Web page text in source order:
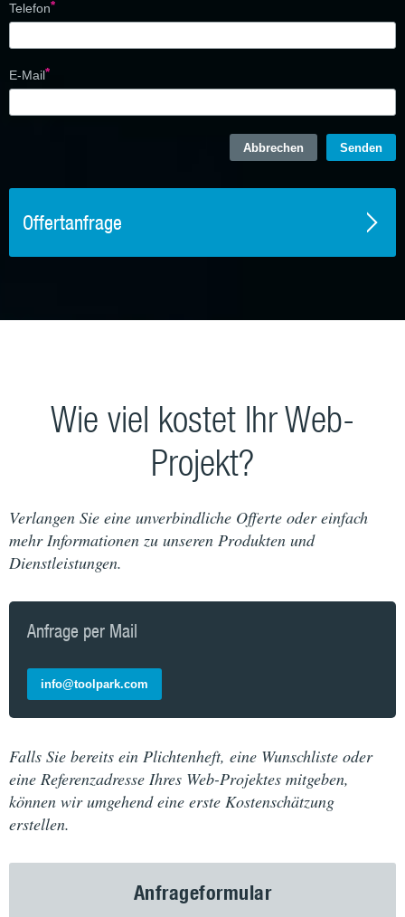
Telefon
E-Mail
Offertanfrage
Wie viel kostet Ihr Web-
Projekt?
Verlangen Sie eine unverbindliche Offerte oder einfach
mehr Informationen zu unseren Produkten und
Dienstleistungen.
Anfrage per Mail
info@toolpark.com
Falls Sie bereits ein Plichtenheft, eine Wunschliste oder
eine Referenzadresse Ihres Web-Projektes mitgeben,
können wir umgehend eine erste Kostenschätzung
erstellen.
Anfrageformular